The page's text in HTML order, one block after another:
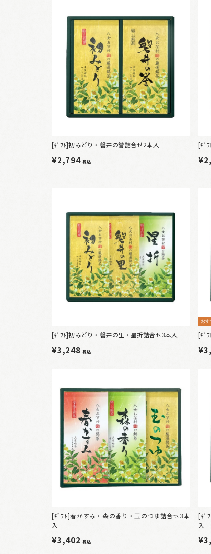
[ｷﾞﾌﾄ]初みどり・磐井の誉詰合せ2本入
¥2,794税込
[ｷﾞ
[ｷﾞﾌﾄ]初みどり・磐井の里・星折詰合せ3本入
¥3,248税込
おす
[ｷﾞ
[ｷﾞﾌﾄ]春かすみ・森の香り・玉のつゆ詰合せ3本
入
¥3,402税込
[ｷﾞ
入